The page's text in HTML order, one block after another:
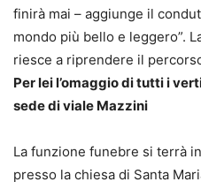
finirà mai – aggiunge il
mondo più bello e leggero”.
riesce a riprendere il
Per lei l’omaggio di tutti i
sede di viale Mazzini
La funzione funebre si terrà
presso la chiesa di Santa